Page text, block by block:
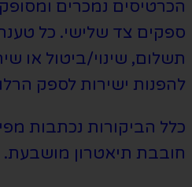
הכרטיסים נמכרים
ספקים צד שלישי. כל
תשלום, שינוי/ביטול או
להפנות ישירות לספק
כלל הביקורות נכתבות
חובבת תיאטרון מושבעת.